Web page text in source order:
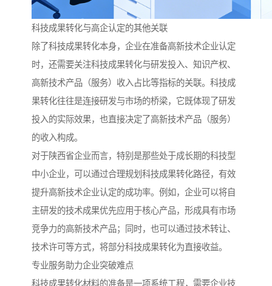
科技成果转化与高企认定的其他关联
除了科技成果转化本身，企业在准备高新技术企业认定
时，还需要关注科技成果转化与研发投入、知识产权、
高新技术产品（服务）收入占比等指标的关联。科技成
果转化往往是连接研发与市场的桥梁，它既体现了研发
投入的实际效果，也直接决定了高新技术产品（服务）
的收入构成。
对于陕西省企业而言，特别是那些处于成长期的科技型
中小企业，可以通过合理规划科技成果转化路径，有效
提升高新技术企业认定的成功率。例如，企业可以将自
主研发的技术成果优先应用于核心产品，形成具有市场
竞争力的高新技术产品；同时，也可以通过技术转让、
技术许可等方式，将部分科技成果转化为直接收益。
专业服务助力企业突破难点
科技成果转化材料的准备是一项系统工程，需要企业技